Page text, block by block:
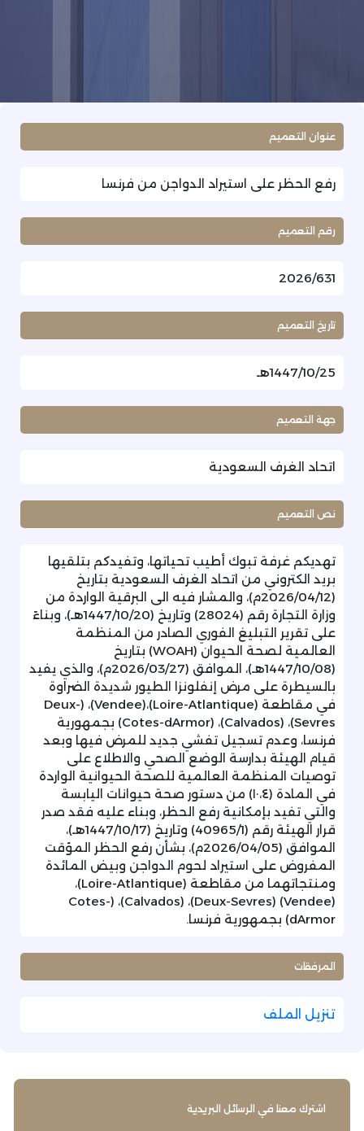
عنوان التعميم
رفع الحظر على استيراد الدواجن من فرنسا
رقم التعميم
2026/631
تاريخ التعميم
1447/10/25هـ
جهة التعميم
اتحاد الغرف السعودية
نص التعميم
تهديكم غرفة تبوك أطيب تحياتها، وتفيدكم بتلقيها
بريد الكتروني من اتحاد الغرف السعودية بتاريخ
(2026/04/12م)، والمشار فيه الى البرقية الواردة من
وزارة التجارة رقم (28024) وتاريخ (1447/10/20هـ)، وبناءً
على تقرير التبليغ الفوري الصادر من المنظمة
العالمية لصحة الحيوان (WOAH) بتاريخ
(1447/10/08هـ)، الموافق (2026/03/27م)، والذي يفيد
بالسيطرة على مرض إنفلونزا الطيور شديدة الضراوة
في مقاطعة (Loire-Atlantique)،(Vendee)، (Deux-
Sevres)، (Calvados)، (Cotes-dArmor) بجمهورية
فرنسا، وعدم تسجيل تفشي جديد للمرض فيها وبعد
قيام الهيئة بدارسة الوضع الصحي والاطلاع على
توصيات المنظمة العالمية للصحة الحيوانية الواردة
في المادة (١٠،٤) من دستور صحة حيوانات اليابسة
والتي تفيد بإمكانية رفع الحظر، وبناء عليه فقد صدر
قرار الهيئة رقم (40965/1) وتاريخ (1447/10/17هـ)،
الموافق (2026/04/05م)، بشأن رفع الحظر المؤقت
المفروض على استيراد لحوم الدواجن وبيض المائدة
ومنتجاتهما من مقاطعة (Loire-Atlantique)،
(Vendee) (Deux-Sevres)، (Calvados)، (Cotes-
dArmor) بجمهورية فرنسا.
المرفقات
تنزيل الملف
اشترك معنا في الرسائل البريدية